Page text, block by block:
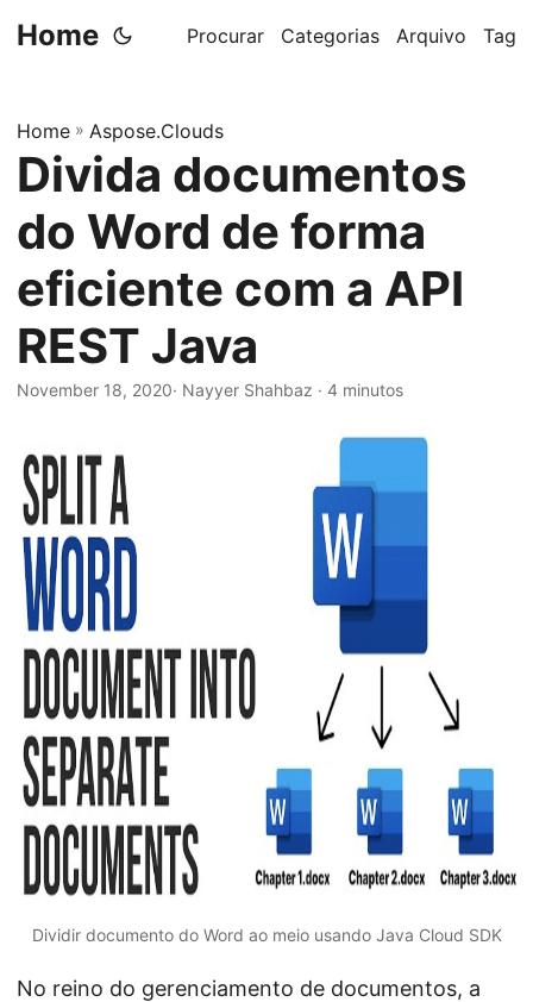
Home Procurar Categorias Arquivo Tag
Home » Aspose.Clouds
Divida documentos
do Word de forma
eficiente com a API
REST Java
November 18, 2020· Nayyer Shahbaz · 4 minutos
Dividir documento do Word ao meio usando Java Cloud SDK
No reino do gerenciamento de documentos, a